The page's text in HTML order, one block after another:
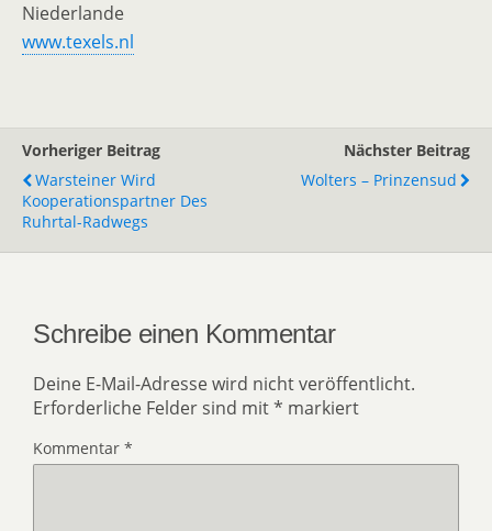
Niederlande
www.texels.nl
Vorheriger Beitrag
Warsteiner Wird
Kooperationspartner Des
Ruhrtal-Radwegs
Nächster Beitrag
Wolters – Prinzensud
Schreibe einen Kommentar
Deine E-Mail-Adresse wird nicht veröffentlicht.
Erforderliche Felder sind mit* markiert
Kommentar *